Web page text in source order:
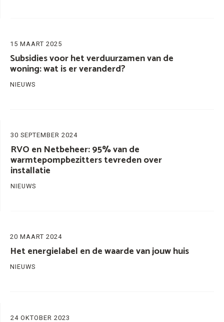
15 MAART 2025
Subsidies voor het verduurzamen van de
woning: wat is er veranderd?
NIEUWS
30 SEPTEMBER 2024
RVO en Netbeheer: 95% van de
warmtepompbezitters tevreden over
installatie
NIEUWS
20 MAART 2024
Het energielabel en de waarde van jouw huis
NIEUWS
24 OKTOBER 2023